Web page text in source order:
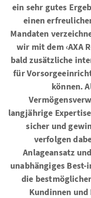
ein sehr gutes
einen
Mandaten
wir mit dem ‹AXA
bald zusätzliche
für
können.
langjährige
sicher und
verfolgen
Anlageansatz
unabhängiges
die
Kundinnen und